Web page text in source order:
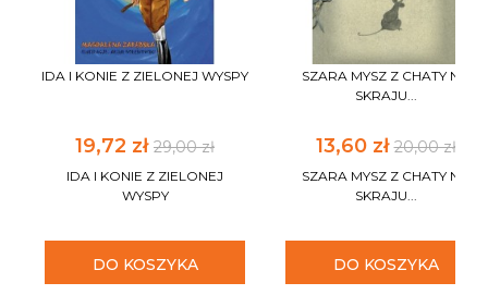
IDA I KONIE Z ZIELONEJ WYSPY
19,72 zł 29,00 zł
IDA I KONIE Z ZIELONEJ
WYSPY
DO KOSZYKA
SZARA MYSZ Z CHATY NA
SKRAJU...
13,60 zł20,00 zł
SZARA MYSZ Z CHATY NA
SKRAJU...
DO KOSZYKA